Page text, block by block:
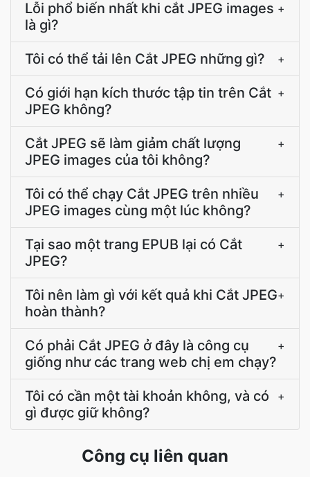
Lỗi phổ biến nhất khi cắt JPEG images
là gì?
+
Tôi có thể tải lên Cắt JPEG những gì? +
Có giới hạn kích thước tập tin trên Cắt
JPEG không?
+
Cắt JPEG sẽ làm giảm chất lượng
JPEG images của tôi không?
+
Tôi có thể chạy Cắt JPEG trên nhiều
JPEG images cùng một lúc không?
+
Tại sao một trang EPUB lại có Cắt
JPEG?
+
Tôi nên làm gì với kết quả khi Cắt JPEG
hoàn thành?
+
Có phải Cắt JPEG ở đây là công cụ
giống như các trang web chị em chạy?
+
Tôi có cần một tài khoản không, và có
gì được giữ không?
+
Công cụ liên quan